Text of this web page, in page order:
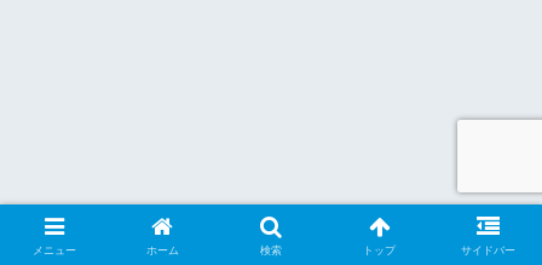
メニュー ホーム 検索 トップ サイドバー